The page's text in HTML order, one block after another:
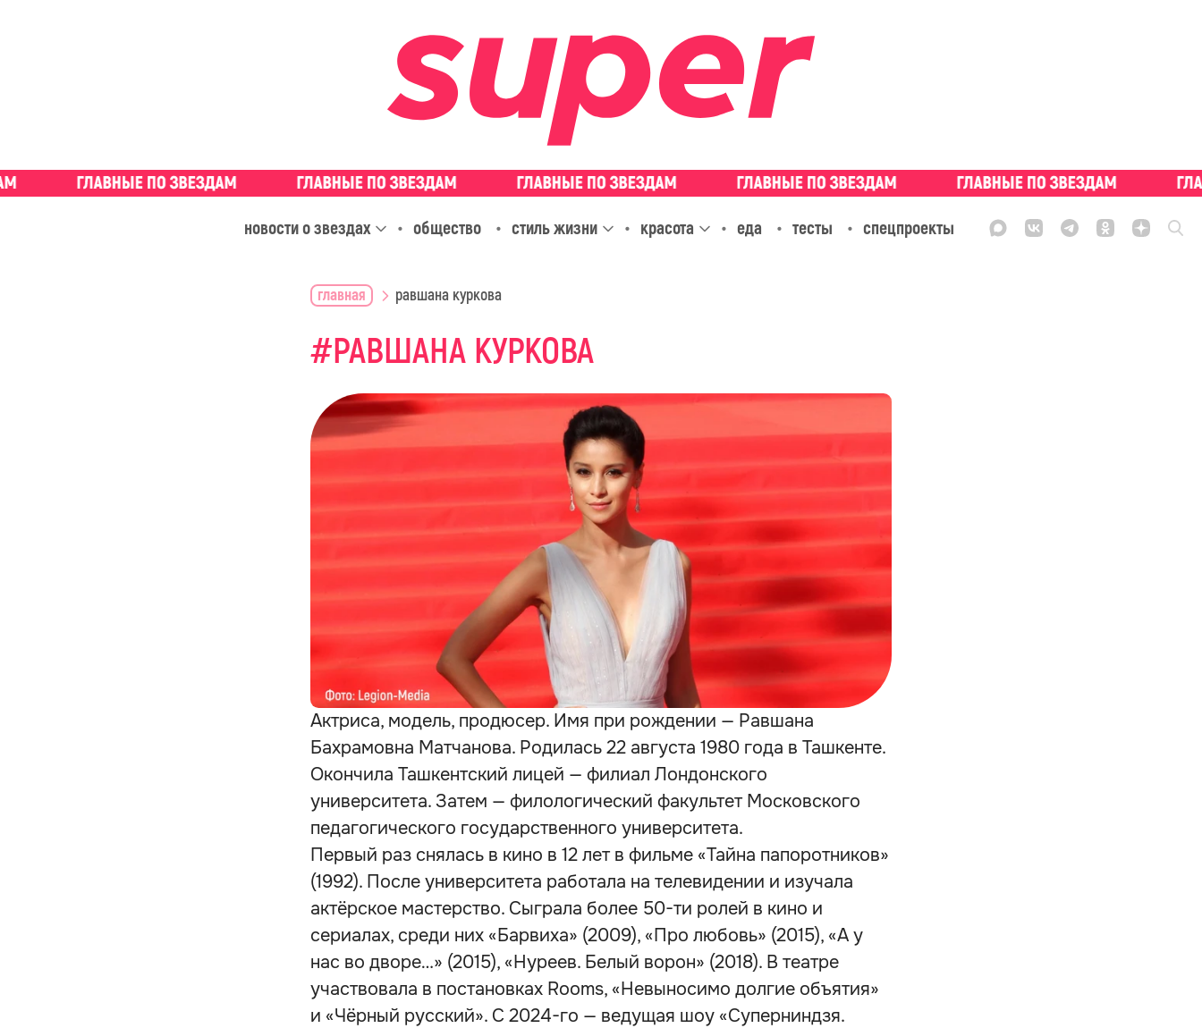
новости о звездах общество стиль жизни красота еда тесты спецпроекты
главная равшана куркова
РАВШАНА КУРКОВА
Актриса, модель, продюсер. Имя при рождении — Равшана
Бахрамовна Матчанова. Родилась 22 августа 1980 года в Ташкенте.
Окончила Ташкентский лицей — филиал Лондонского
университета. Затем — филологический факультет Московского
педагогического государственного университета.
Первый раз снялась в кино в 12 лет в фильме «Тайна папоротников»
(1992). После университета работала на телевидении и изучала
актёрское мастерство. Сыграла более 50-ти ролей в кино и
сериалах, среди них «Барвиха» (2009), «Про любовь» (2015), «А у
нас во дворе…» (2015), «Нуреев. Белый ворон» (2018). В театре
участвовала в постановках Rooms, «Невыносимо долгие объятия»
и «Чёрный русский». С 2024-го — ведущая шоу «Суперниндзя.